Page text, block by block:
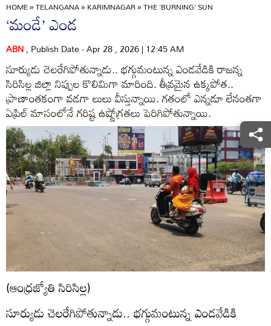
HOME»TELANGANA»KARIMNAGAR»THE 'BURNING' SUN
‘మండే’ ఎండ
ABN, Publish Date - Apr 28 , 2026 | 12:45 AM
సూర్యుడు చెలరేగిపోతున్నాడు.. భగ్గుమంటున్న ఎండవేడికి రాజన్న
సిరిసిల్ల జిల్లా నిప్పుల కొలిమిగా మారింది. తీవ్రమైన ఉక్కపోత..
ప్రాణాంతకంగా వడగా లులు వీస్తున్నాయి. గతంలో ఎన్నడూ లేనంతగా
ఏప్రిల్‌ మాసంలోనే గరిష్ట ఉష్ణోగ్రతలు పెరిగిపోతున్నాయి.
(ఆంధ్రజ్యోతి సిరిసిల్ల)
సూర్యుడు చెలరేగిపోతున్నాడు.. భగ్గుమంటున్న ఎండవేడికి